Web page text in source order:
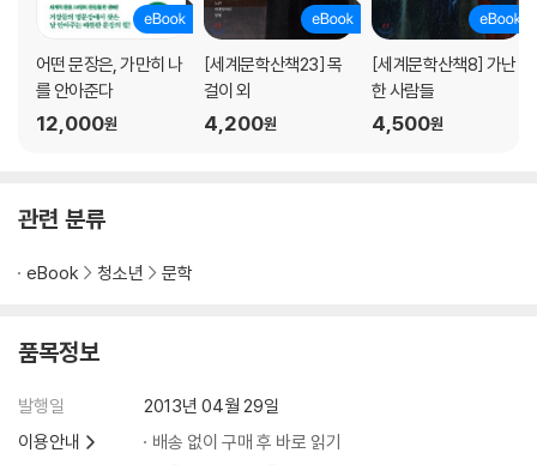
어떤 문장은, 가만히 나
를 안아준다
12,000원
[세계문학산책23] 목
걸이 외
4,200원
[세계문학산책8] 가난
한 사람들
4,500원
관련 분류
eBook 청소년 문학
품목정보
발행일
2013년 04월 29일
이용안내
배송 없이 구매 후 바로 읽기